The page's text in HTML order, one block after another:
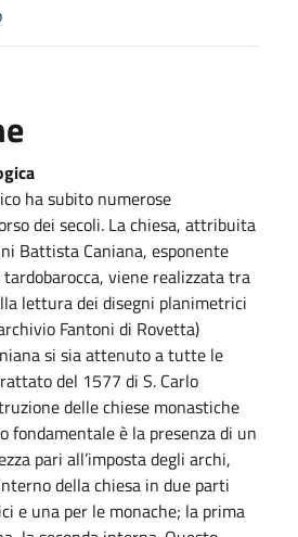
ha subito numerose
dei secoli. La chiesa, attribuita
Battista Caniana, esponente
viene realizzata tra
lettura dei disegni planimetrici
Fantoni di Rovetta)
si sia attenuto a tutte le
del 1577 di S. Carlo
delle chiese monastiche
fondamentale è la presenza di un
pari all’imposta degli archi,
della chiesa in due parti
e una per le monache; la prima